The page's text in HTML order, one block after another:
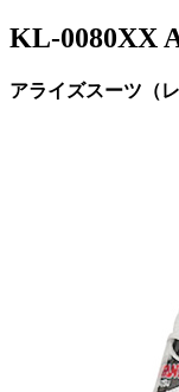
KL-0080XX
アライズスーツ（